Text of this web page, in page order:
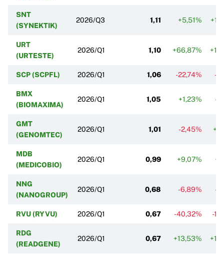
SNT
(SYNEKTIK)
2026/Q3 1,11 +5,51%
URT
(URTESTE)
2026/Q1 1,10 +66,87%
SCP (SCPFL) 2026/Q1 1,06 -22,74% -
BMX
(BIOMAXIMA)
2026/Q1 1,05 +1,23% -
GMT
(GENOMTEC)
2026/Q1 1,01 -2,45%
MDB
(MEDICOBIO)
2026/Q1 0,99 +9,07%
NNG
(NANOGROUP)
2026/Q1 0,68 -6,89% -
RVU (RYVU) 2026/Q1 0,67 -40,32% -
RDG
(READGENE)
2026/Q1 0,67 +13,53%